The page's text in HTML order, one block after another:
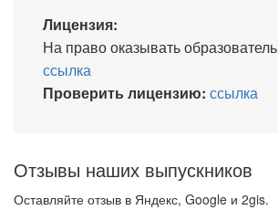
Лицензия:
На право оказывать
ссылка
Проверить лицензию: ссылка
Отзывы наших выпускников
Оставляйте отзыв в Яндекс, Google и 2gis.